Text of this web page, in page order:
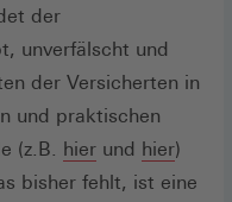
der
unverfälscht und
der Versicherten in
und praktischen
(z.B. hier und hier)
bisher fehlt, ist eine